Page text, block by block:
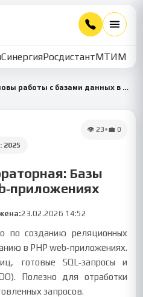
СинергияРосдистантМТИММУ
Основы работы с базами данных в web‑приложениях
2025
👁 23•💼 0
Базы
23.02.2026 14:52
по созданию реляционных
в PHP web‑приложениях.
готовые SQL‑запросы и
Полезно для отработки
запросов.